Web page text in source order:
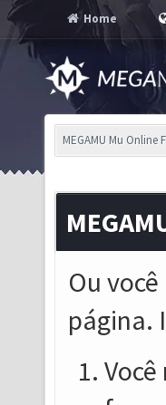
Home
MEGAMU Mu Online
Ou
página.